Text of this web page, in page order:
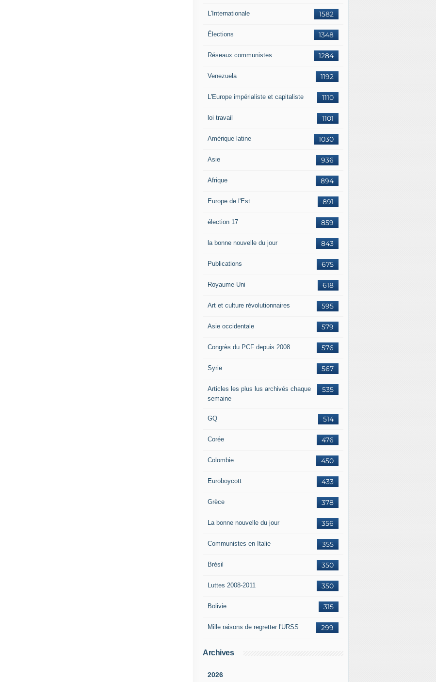
1582
L'Internationale
1348
Élections
1284
Réseaux communistes
1192
Venezuela
1110
L'Europe impérialiste et capitaliste
1101
loi travail
1030
Amérique latine
936
Asie
894
Afrique
891
Europe de l'Est
859
élection 17
843
la bonne nouvelle du jour
675
Publications
618
Royaume-Uni
595
Art et culture révolutionnaires
579
Asie occidentale
576
Congrès du PCF depuis 2008
567
Syrie
535
Articles les plus lus archivés chaque
semaine
514
GQ
476
Corée
450
Colombie
433
Euroboycott
378
Grèce
356
La bonne nouvelle du jour
355
Communistes en Italie
350
Brésil
350
Luttes 2008-2011
315
Bolivie
299
Mille raisons de regretter l'URSS
Archives
2026